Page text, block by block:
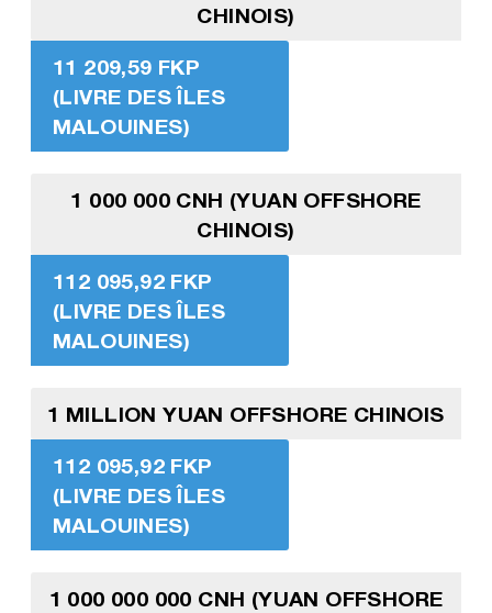
CHINOIS)
11 209,59 FKP
(LIVRE DES ÎLES
MALOUINES)
1 000 000 CNH (YUAN OFFSHORE
CHINOIS)
112 095,92 FKP
(LIVRE DES ÎLES
MALOUINES)
1 MILLION YUAN OFFSHORE CHINOIS
112 095,92 FKP
(LIVRE DES ÎLES
MALOUINES)
1 000 000 000 CNH (YUAN OFFSHORE